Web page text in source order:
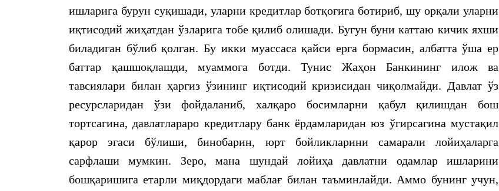
ишларига бурун суқишади, уларни кредитлар ботқоғига ботириб, шу орқали уларни
иқтисодий жиҳатдан ўзларига тобе қилиб олишади. Бугун буни каттаю кичик яхши
биладиган бўлиб қолган. Бу икки муассаса қайси ерга бормасин, албатта ўша ер
баттар қашшоқлашди, муаммога ботди. Тунис Жаҳон Банкининг илож ва
тавсиялари билан ҳаргиз ўзининг иқтисодий кризисидан чиқолмайди. Давлат ўз
ресурсларидан ўзи фойдаланиб, халқаро босимларни қабул қилишдан бош
тортсагина, давлатлараро кредитлару банк ёрдамларидан юз ўгирсагина мустақил
қарор эгаси бўлиши, бинобарин, юрт бойликларини самарали лойиҳаларга
сарфлаши мумкин. Зеро, мана шундай лойиҳа давлатни одамлар ишларини
бошқаришига етарли миқдордаги маблағ билан таъминлайди. Аммо бунинг учун,